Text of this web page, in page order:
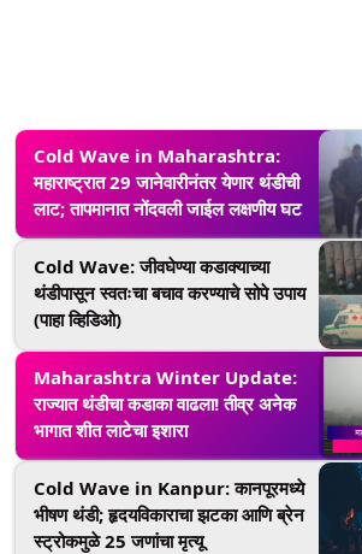
Cold Wave in Maharashtra:
महाराष्ट्रात 29 जानेवारीनंतर येणार थंडीची
लाट; तापमानात नोंदवली जाईल लक्षणीय घट
Cold Wave: जीवघेण्या कडाक्याच्या
थंडीपासून स्वतःचा बचाव करण्याचे सोपे उपाय
(पाहा व्हिडिओ)
Maharashtra Winter Update:
राज्यात थंडीचा कडाका वाढला! तीव्र अनेक
भागात शीत लाटेचा इशारा
Cold Wave in Kanpur: कानपूरमध्ये
भीषण थंडी; हृदयविकाराचा झटका आणि ब्रेन
स्ट्रोकमुळे 25 जणांचा मृत्यू